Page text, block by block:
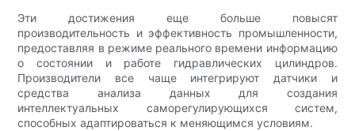
Эти достижения еще больше повысят
производительность и эффективность промышленности,
предоставляя в режиме реального времени информацию
о состоянии и работе гидравлических цилиндров.
Производители все чаще интегрируют датчики и
средства анализа данных для создания
интеллектуальных саморегулирующихся систем,
способных адаптироваться к меняющимся условиям.